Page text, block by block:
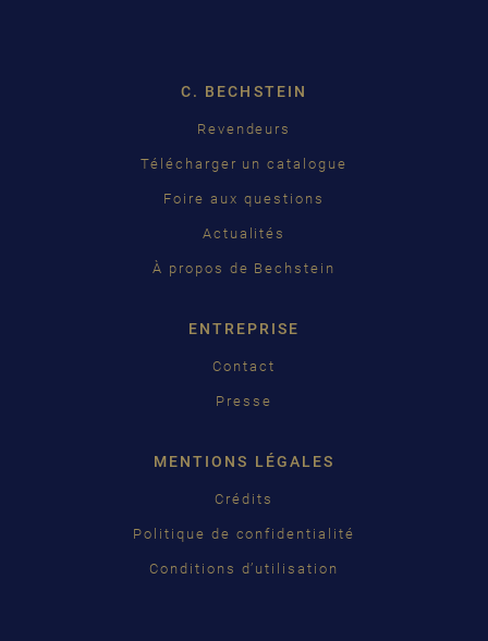
C. BECHSTEIN
Revendeurs
Télécharger un catalogue
Foire aux questions
Actualités
À propos de Bechstein
ENTREPRISE
Contact
Presse
MENTIONS LÉGALES
Crédits
Politique de confidentialité
Conditions d’utilisation